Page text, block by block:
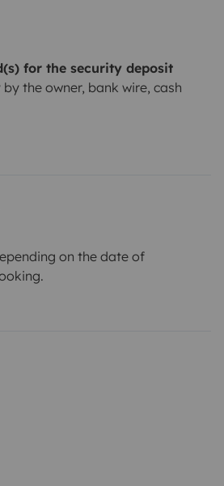
for the security deposit
the owner, bank wire, cash
on the date of